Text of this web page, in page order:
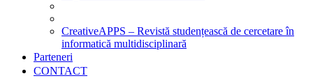
CreativeAPPS – Revistă studențească de cercetare în
informatică multidisciplinară
Parteneri
CONTACT